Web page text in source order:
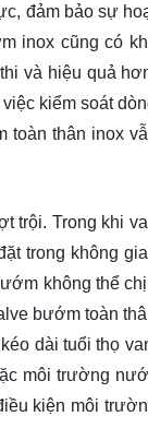
đảm bảo sự
inox cũng có
và hiệu quả
kiểm soát
toàn thân inox
trội. Trong khi
trong không
không thể
bướm toàn
dài tuổi thọ
môi trường
kiện môi